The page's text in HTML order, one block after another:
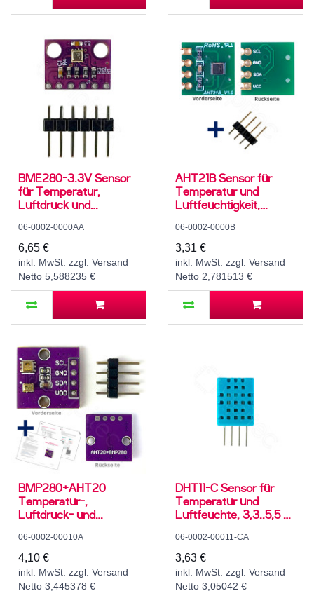
BME280-3.3V Sensor
für Temperatur,
Luftdruck und
SPI
06-0002-0000AA
6,65 €
inkl. MwSt. zzgl. Versand
Netto 5,588235 €
AHT21B Sensor für
Temperatur und
Luftfeuchtigkeit,
06-0002-0000B
3,31 €
inkl. MwSt. zzgl. Versand
Netto 2,781513 €
BMP280+AHT20
Temperatur-,
Luftdruck- und
2,8..5 V, I2C
06-0002-00010A
4,10 €
inkl. MwSt. zzgl. Versand
Netto 3,445378 €
DHT11-C Sensor für
Temperatur und
Luftfeuchte, 3,3..5,5 V,
± 3 °C
06-0002-00011-CA
3,63 €
inkl. MwSt. zzgl. Versand
Netto 3,05042 €